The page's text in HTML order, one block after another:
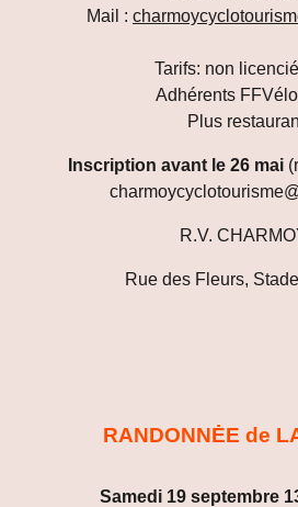
Mail :
Tarifs: non
Adhérents
Plus
Inscription avant le 26 mai
R.V.
Rue des Fleurs,
RANDONNĖE de
Samedi 19 septembre